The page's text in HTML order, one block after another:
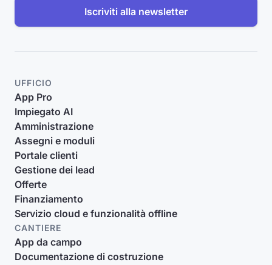
Iscriviti alla newsletter
UFFICIO
App Pro
Impiegato AI
Amministrazione
Assegni e moduli
Portale clienti
Gestione dei lead
Offerte
Finanziamento
Servizio cloud e funzionalità offline
CANTIERE
App da campo
Documentazione di costruzione